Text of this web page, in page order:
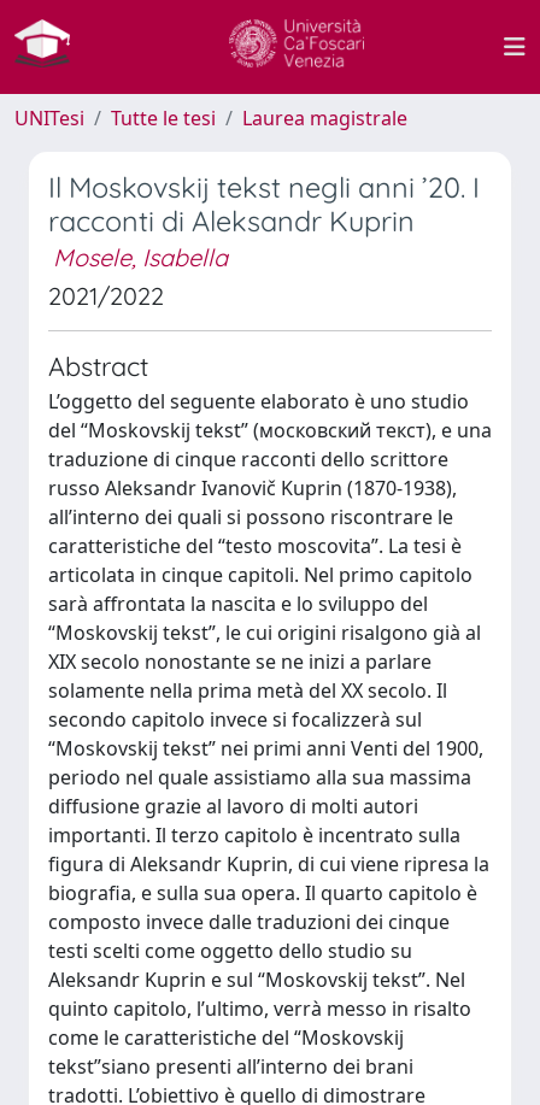
UNITesi Tutte le tesi Laurea magistrale
Il Moskovskij tekst negli anni ’20. I
racconti di Aleksandr Kuprin
Mosele, Isabella
2021/2022
Abstract
L’oggetto del seguente elaborato è uno studio
del “Moskovskij tekst” (московский текст), e una
traduzione di cinque racconti dello scrittore
russo Aleksandr Ivanovič Kuprin (1870-1938),
all’interno dei quali si possono riscontrare le
caratteristiche del “testo moscovita”. La tesi è
articolata in cinque capitoli. Nel primo capitolo
sarà affrontata la nascita e lo sviluppo del
“Moskovskij tekst”, le cui origini risalgono già al
XIX secolo nonostante se ne inizi a parlare
solamente nella prima metà del XX secolo. Il
secondo capitolo invece si focalizzerà sul
“Moskovskij tekst” nei primi anni Venti del 1900,
periodo nel quale assistiamo alla sua massima
diffusione grazie al lavoro di molti autori
importanti. Il terzo capitolo è incentrato sulla
figura di Aleksandr Kuprin, di cui viene ripresa la
biografia, e sulla sua opera. Il quarto capitolo è
composto invece dalle traduzioni dei cinque
testi scelti come oggetto dello studio su
Aleksandr Kuprin e sul “Moskovskij tekst”. Nel
quinto capitolo, l’ultimo, verrà messo in risalto
come le caratteristiche del “Moskovskij
tekst”siano presenti all’interno dei brani
tradotti. L’obiettivo è quello di dimostrare